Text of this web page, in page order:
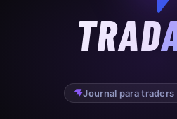
TRAD
Journal para traders